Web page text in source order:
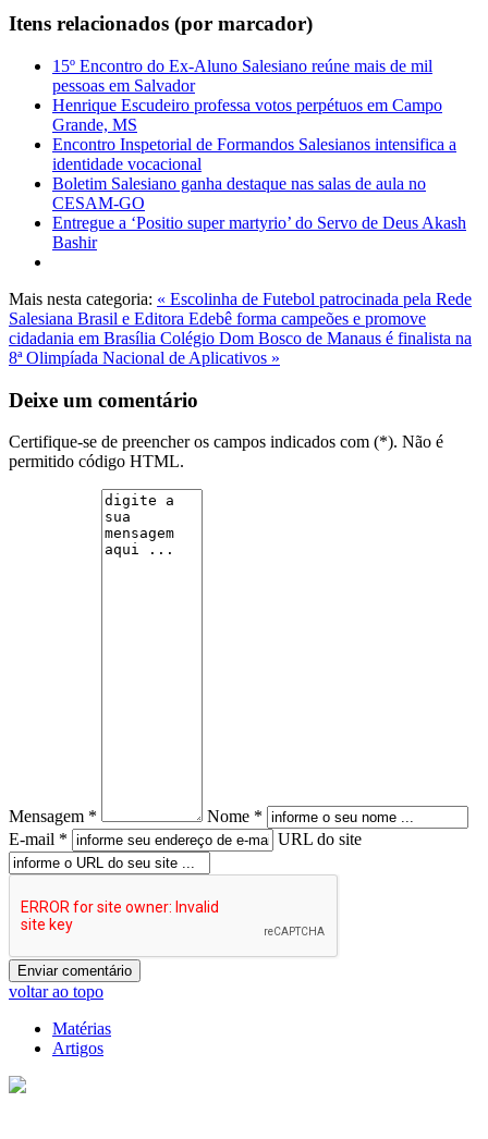
Itens relacionados (por marcador)
15º Encontro do Ex-Aluno Salesiano reúne mais de mil
pessoas em Salvador
Henrique Escudeiro professa votos perpétuos em Campo
Grande, MS
Encontro Inspetorial de Formandos Salesianos intensifica a
identidade vocacional
Boletim Salesiano ganha destaque nas salas de aula no
CESAM-GO
Entregue a ‘Positio super martyrio’ do Servo de Deus Akash
Bashir
Mais nesta categoria: « Escolinha de Futebol patrocinada pela Rede
Salesiana Brasil e Editora Edebê forma campeões e promove
cidadania em Brasília Colégio Dom Bosco de Manaus é finalista na
8ª Olimpíada Nacional de Aplicativos »
Deixe um comentário
Certifique-se de preencher os campos indicados com (*). Não é
permitido código HTML.
Mensagem *
Nome *
E-mail *
URL do site
voltar ao topo
Matérias
Artigos